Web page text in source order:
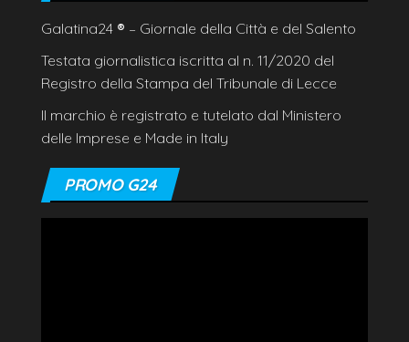
Galatina24 ® – Giornale della Città e del Salento
Testata giornalistica iscritta al n. 11/2020 del
Registro della Stampa del Tribunale di Lecce
Il marchio è registrato e tutelato dal Ministero
delle Imprese e Made in Italy
PROMO G24